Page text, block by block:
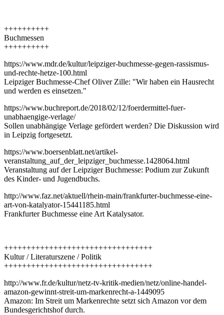
++++++++++
Buchmessen
++++++++++
https://www.mdr.de/kultur/leipziger-buchmesse-gegen-rassismus-
und-rechte-hetze-100.html
Leipziger Buchmesse-Chef Oliver Zille: "Wir haben ein Hausrecht
und werden es einsetzen."
https://www.buchreport.de/2018/02/12/foerdermittel-fuer-
unabhaengige-verlage/
Sollen unabhängige Verlage gefördert werden? Die Diskussion wird
in Leipzig fortgesetzt.
https://www.boersenblatt.net/artikel-
veranstaltung_auf_der_leipziger_buchmesse.1428064.html
Veranstaltung auf der Leipziger Buchmesse: Podium zur Zukunft
des Kinder- und Jugendbuchs.
http://www.faz.net/aktuell/rhein-main/frankfurter-buchmesse-eine-
art-von-katalyator-15441185.html
Frankfurter Buchmesse eine Art Katalysator.
+++++++++++++++++++++++++++++++++
Kultur / Literaturszene / Politik
+++++++++++++++++++++++++++++++++
http://www.fr.de/kultur/netz-tv-kritik-medien/netz/online-handel-
amazon-gewinnt-streit-um-markenrecht-a-1449095
Amazon: Im Streit um Markenrechte setzt sich Amazon vor dem
Bundesgerichtshof durch.